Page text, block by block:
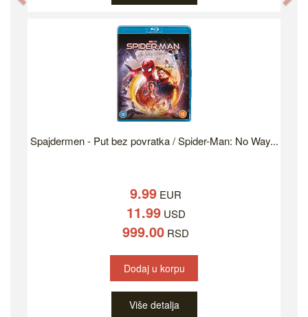
Spajdermen - Put bez povratka / Spider-Man: No Way...
9.99 EUR
11.99USD
999.00 RSD
Dodaj u korpu
Više detalja